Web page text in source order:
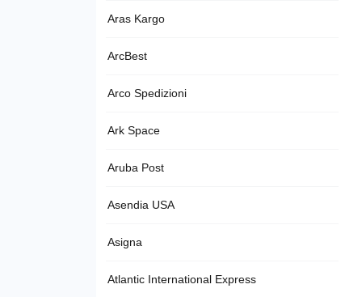
Aras Kargo
ArcBest
Arco Spedizioni
Ark Space
Aruba Post
Asendia USA
Asigna
Atlantic International Express